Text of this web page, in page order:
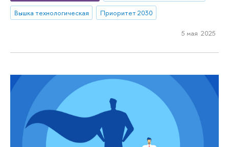
Вышка технологическая
Приоритет 2030
5 мая 2025